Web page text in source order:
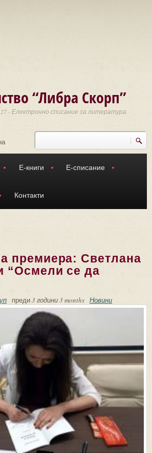
“Либра Скорп”
- Електронно списание за литература
Търси
Е-книги Е-списание
Контакти
премиера: Светлана
“Осмели се да
преди3 години 3 months Новини